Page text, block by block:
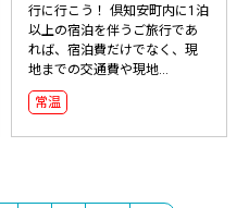
行に行こう！ 倶知安町内に1泊
以上の宿泊を伴うご旅行であ
れば、宿泊費だけでなく、現
地までの交通費や現地...
常温